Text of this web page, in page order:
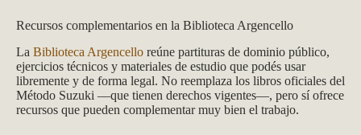
Recursos complementarios en la Biblioteca Argencello
La Biblioteca Argencello reúne partituras de dominio público,
ejercicios técnicos y materiales de estudio que podés usar
libremente y de forma legal. No reemplaza los libros oficiales del
Método Suzuki —que tienen derechos vigentes—, pero sí ofrece
recursos que pueden complementar muy bien el trabajo.